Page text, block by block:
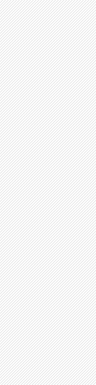
杭州萧山国际机场改扩…